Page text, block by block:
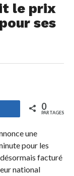
le prix
ses
Partagez 0
PARTAGES
une
pour les
facturé
national